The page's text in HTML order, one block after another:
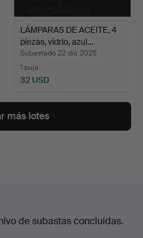
LÁMPARAS DE ACEITE, 4
piezas, vidrio, azul…
Subastado 22 dic 2025
1 puja
32 USD
más lotes
de subastas concluidas.